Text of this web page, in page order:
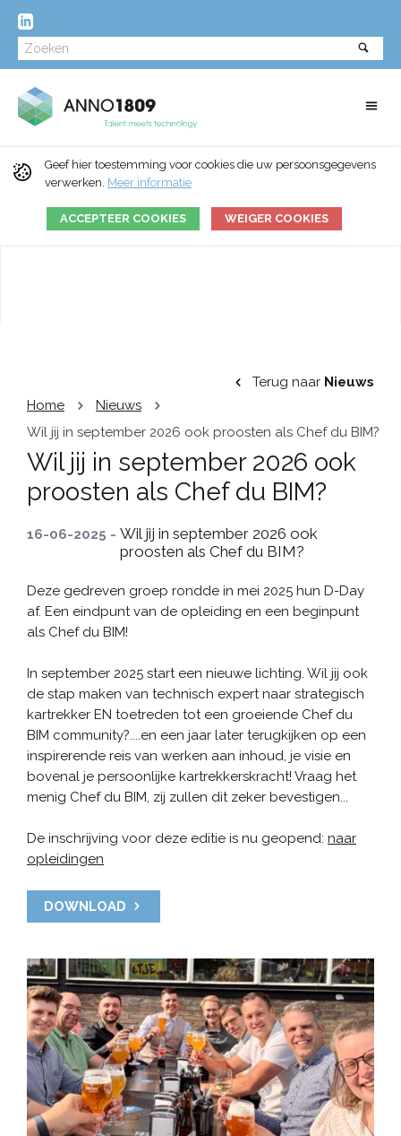
Geef hier toestemming voor cookies die uw persoonsgegevens
verwerken. Meer informatie
ACCEPTEER COOKIES WEIGER COOKIES
Terug naar Nieuws
Home
Nieuws
​​Wil jij in september 2026 ook proosten als Chef du BIM?
​​Wil jij in september 2026 ook
proosten als Chef du BIM?
16-06-2025 - Wil jij in september 2026 ook
proosten als Chef du BIM?
Deze gedreven groep rondde in mei 2025 hun D-Day
af. Een eindpunt van de opleiding en een beginpunt
als Chef du BIM!
In september 2025 start een nieuwe lichting. Wil jij ook
de stap maken van technisch expert naar strategisch
kartrekker EN toetreden tot een groeiende Chef du
BIM community?....en een jaar later terugkijken op een
inspirerende reis van werken aan inhoud, je visie en
bovenal je persoonlijke kartrekkerskracht! Vraag het
menig Chef du BIM, zij zullen dit zeker bevestigen...
De inschrijving voor deze editie is nu geopend: naar
opleidingen
DOWNLOAD